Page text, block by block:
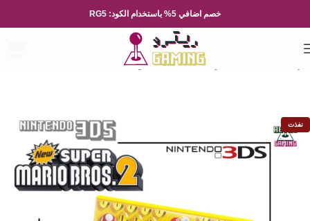
خصم اضافي 5% باستخدام الكود: RG5
Nintendo نينتيندو 3DS
نفذت